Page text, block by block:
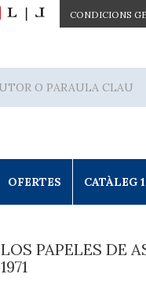
CONDICIONS
OFERTES CATÀLEG 1
LOS PAPELES DE
1971